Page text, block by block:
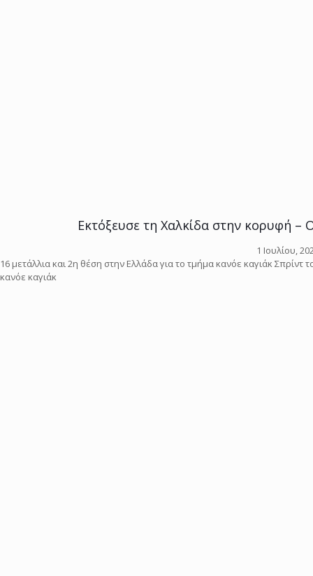
Εκτόξευσε τη Χαλκίδα στην κορυφή –
1 Ιουλίου,
16 μετάλλια και 2η θέση στην Ελλάδα για το τμήμα κανόε καγιάκ
κανόε καγιάκ